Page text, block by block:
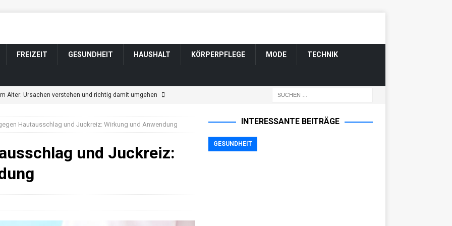
FREIZEIT GESUNDHEIT HAUSHALT KÖRPERPFLEGE MODE TECHNIK
Alter: Ursachen verstehen und richtig damit umgehen
im Alter: Welche harmlos sind und wann Sie zum Arzt sollten
bei Parkinson: Wenn sich Wesen und Gefühle
Hautausschlag und Juckreiz: Wirkung und Anwendung
und Juckreiz:
INTERESSANTE BEITRÄGE
GESUNDHEIT